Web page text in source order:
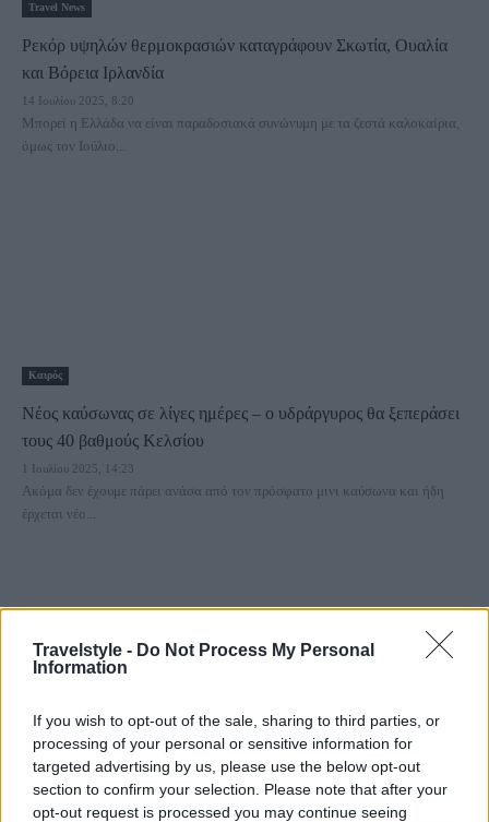
Travelstyle - Do Not Process My Personal
Information
If you wish to opt-out of the sale, sharing to third parties, or
processing of your personal or sensitive information for
targeted advertising by us, please use the below opt-out
section to confirm your selection. Please note that after your
opt-out request is processed you may continue seeing
Travel News
Ρεκόρ υψηλών θερμοκρασιών καταγράφουν Σκωτία, Ουαλία
και Βόρεια Ιρλανδία
14 Ιουλίου 2025, 8:20
Μπορεί η Ελλάδα να είναι παραδοσιακά συνώνυμη με τα ζεστά καλοκαίρια,
όμως τον Ιούλιο...
Καιρός
Νέος καύσωνας σε λίγες ημέρες – ο υδράργυρος θα ξεπεράσει
τους 40 βαθμούς Κελσίου
1 Ιουλίου 2025, 14:23
Ακόμα δεν έχουμε πάρει ανάσα από τον πρόσφατο μινι καύσωνα και ήδη
έρχεται νέο...
Καιρός
Κορυφώνεται ο πρώτος καύσωνας του καλοκαιριού – Στους 41
βαθμούς η θερμοκρασία | «Τροπική» η σημερινή νύχτα